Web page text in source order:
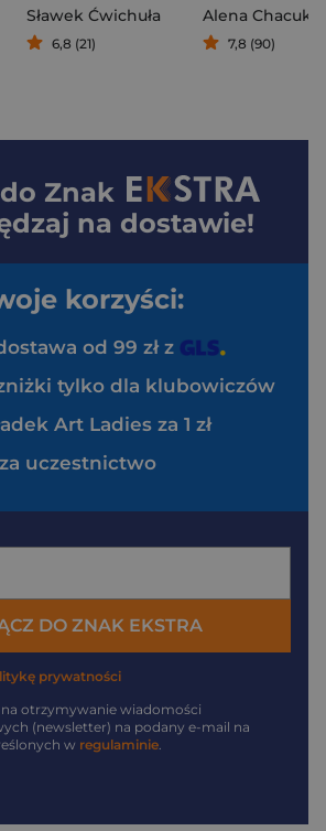
Sławek Ćwichuła
6,8 (21)
Alena Chacuk
7,8 (90)
Znak
na dostawie!
korzyści:
od 99 zł z
tylko dla klubowiczów
Art Ladies za 1 zł
uczestnictwo
DO ZNAK EKSTRA
prywatności
na otrzymywanie wiadomości
(newsletter) na podany e-mail na
w regulaminie